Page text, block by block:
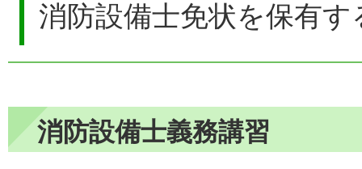
消防設備士免状を保有す
消防設備士義務講習